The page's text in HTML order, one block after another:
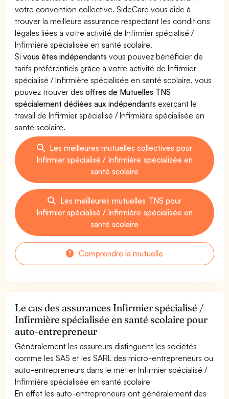
votre convention collective. SideCare vous aide à
trouver la meilleure assurance respectant les conditions
légales liées à votre activité de Infirmier spécialisé /
Infirmière spécialisée en santé scolaire.
Sivous êtes indépendants vous pouvez bénéficier de
tarifs préférentiels grâce à votre activité de Infirmier
spécialisé / Infirmière spécialisée en santé scolaire, vous
pouvez trouver desoffres de Mutuelles TNS
spécialement dédiées aux indépendants exerçant le
travail de Infirmier spécialisé / Infirmière spécialisée en
santé scolaire.
Les meilleures mutuelles collectives pour
Infirmier spécialisé / Infirmière spécialisée en
santé scolaire
Les meilleures mutuelles TNS pour
Infirmier spécialisé / Infirmière spécialisée en
santé scolaire
Comprendre la mutuelle
Le cas des assurances Infirmier spécialisé /
Infirmière spécialisée en santé scolaire pour
auto-entrepreneur
Généralement les assureurs distinguent les sociétés
comme les SAS et les SARL des micro-entrepreneurs ou
auto-entrepreneurs dans le métier Infirmier spécialisé /
Infirmière spécialisée en santé scolaire
En effet les auto-entrepreneurs ont généralement des